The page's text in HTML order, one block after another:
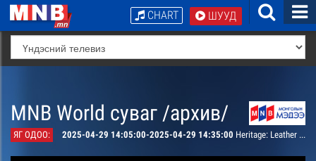
ШУУД
CHART
MNB World суваг /архив/
ЯГ ОДОО: 2025-04-29 14:05:00-2025-04-29 14:35:00 Heritage: Leather Braiding, Leather Knot